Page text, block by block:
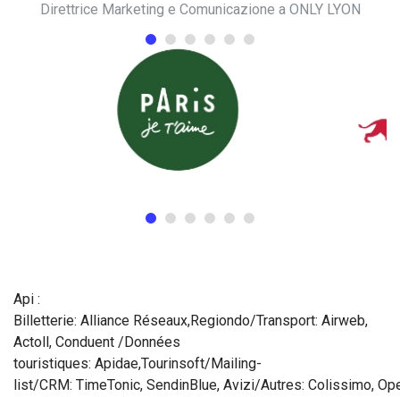
Direttrice Marketing e Comunicazione a ONLY LYON
Api :
Billetterie: Alliance Réseaux,Regiondo/Transport: Airweb,
Actoll, Conduent /Données
touristiques: Apidae,Tourinsoft/Mailing-
list/CRM: TimeTonic, SendinBlue, Avizi/Autres: Colissimo,